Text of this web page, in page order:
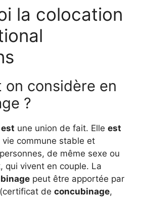
la colocation
on considère en
?
une union de fait. Elle est
vie commune stable et
de même sexe ou
qui vivent en couple. La
peut être apportée par
de concubinage,